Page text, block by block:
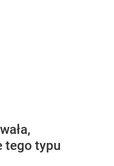
tego typu